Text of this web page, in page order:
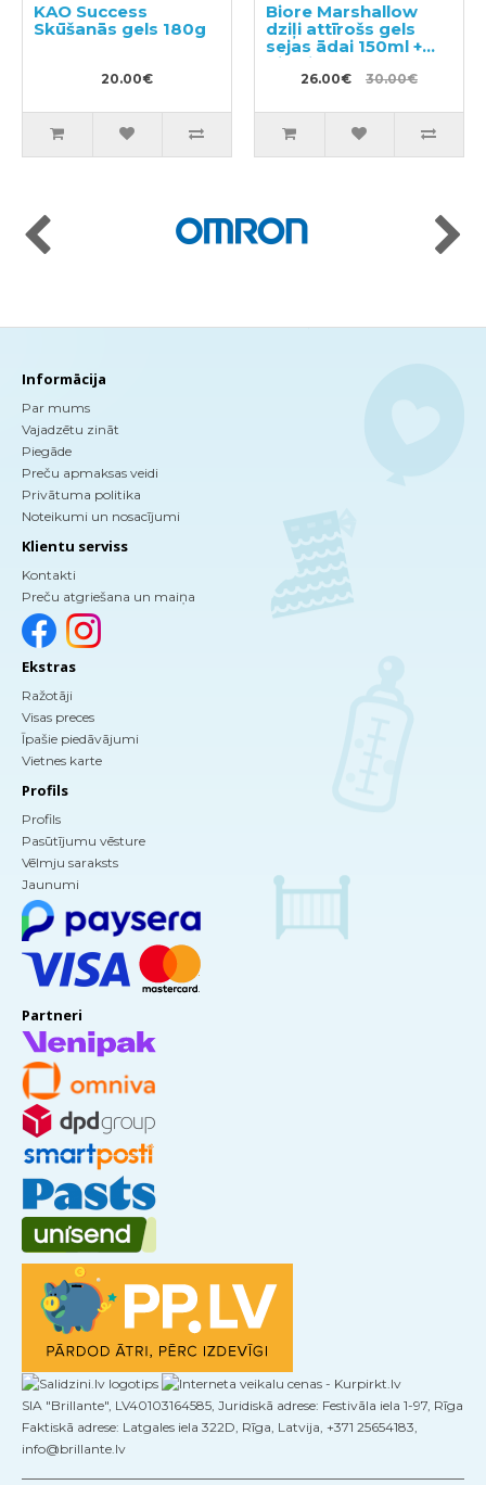
KAO Success
Skūšanās gels 180g
20.00€
Biore Marshallow
dziļi attīrošs gels
sejas ādai 150ml +
pildviela 130ml
26.00€ 30.00€
Informācija
Par mums
Vajadzētu zināt
Piegāde
Preču apmaksas veidi
Privātuma politika
Noteikumi un nosacījumi
Klientu serviss
Kontakti
Preču atgriešana un maiņa
Ekstras
Ražotāji
Visas preces
Īpašie piedāvājumi
Vietnes karte
Profils
Profils
Pasūtījumu vēsture
Vēlmju saraksts
Jaunumi
Partneri
SIA "Brillante", LV40103164585, Juridiskā adrese: Festivāla iela 1-97, Rīga
Faktiskā adrese: Latgales iela 322D, Rīga, Latvija, +371 25654183,
info@brillante.lv